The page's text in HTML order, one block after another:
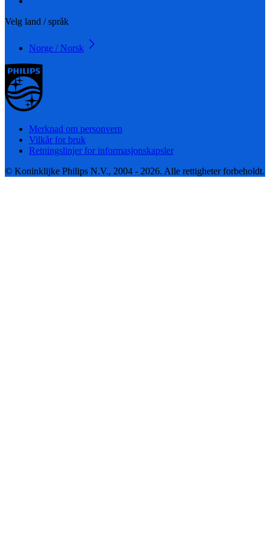
Velg land / språk
Norge / Norsk
Merknad om personvern
Vilkår for bruk
Retningslinjer for informasjonskapsler
© Koninklijke Philips N.V., 2004 - 2026. Alle rettigheter forbeholdt.